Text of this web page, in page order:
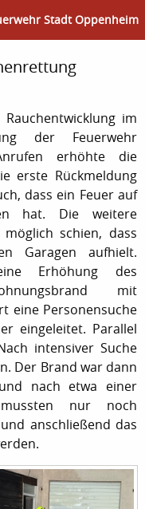
Stadt Oppenheim
im
der Feuerwehr
erhöhte die
erste Rückmeldung
dass ein Feuer auf
hat. Die weitere
schien, dass
Garagen aufhielt.
Erhöhung des
mit
eine Personensuche
eingeleitet. Parallel
intensiver Suche
Der Brand war dann
nach etwa einer
nur noch
anschließend das